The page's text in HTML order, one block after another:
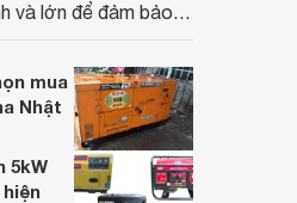
và lớn để đảm bảo
mua
Nhật
5kW